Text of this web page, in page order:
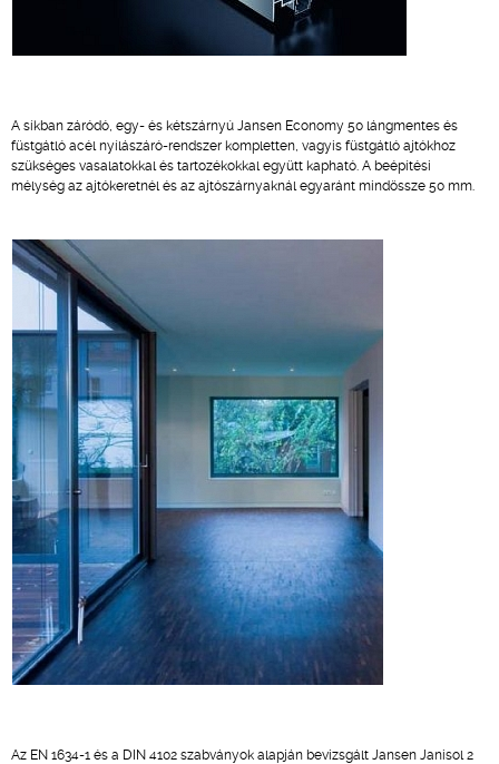
A síkban záródó, egy- és kétszárnyú Jansen Economy 50 lángmentes és
füstgátló acél nyílászáró-rendszer kompletten, vagyis füstgátló ajtókhoz
szükséges vasalatokkal és tartozékokkal együtt kapható. A beépítési
mélység az ajtókeretnél és az ajtószárnyaknál egyaránt mindössze 50 mm.
Az EN 1634-1 és a DIN 4102 szabványok alapján bevizsgált Jansen Janisol 2